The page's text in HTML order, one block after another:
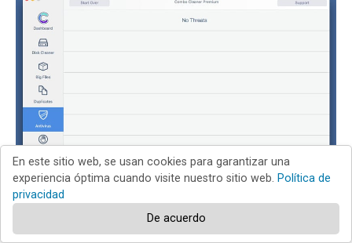
En este sitio web, se usan cookies para garantizar una
experiencia óptima cuando visite nuestro sitio web. Política de
privacidad
De acuerdo